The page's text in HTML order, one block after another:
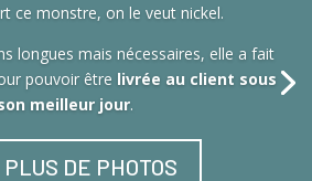
ce monstre, on le veut nickel.
longues mais nécessaires, elle a fait
pouvoir être livrée au client sous
meilleur jour.
PLUS DE PHOTOS